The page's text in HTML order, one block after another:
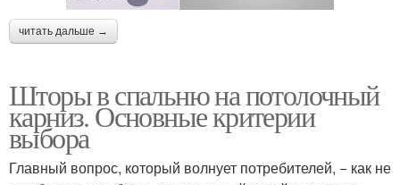
читать дальше →
Шторы в спальню на потолочный
карниз. Основные критерии
выбора
Главный вопрос, который волнует потребителей, − как не